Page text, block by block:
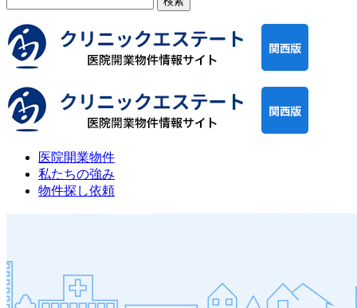
医院開業物件
私たちの強み
物件探し依頼